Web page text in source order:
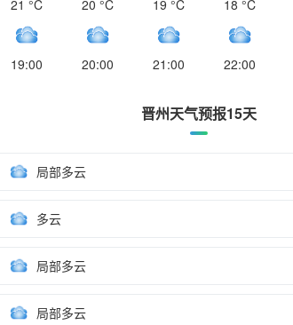
21 °C
19:00
20 °C
20:00
19 °C
21:00
18 °C
22:00
晋州天气预报15天
局部多云
多云
局部多云
局部多云